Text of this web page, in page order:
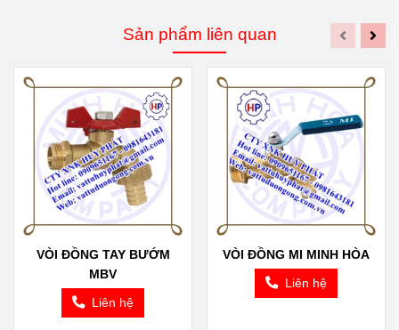
Sản phẩm liên quan
VÒI ĐỒNG TAY BƯỚM
MBV
Liên hệ
VÒI ĐỒNG MI MINH HÒA
Liên hệ